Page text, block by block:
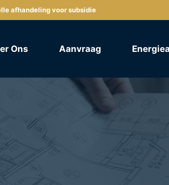
afhandeling voor subsidie
Ons Aanvraag